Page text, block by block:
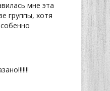
мне эта
группы, хотя